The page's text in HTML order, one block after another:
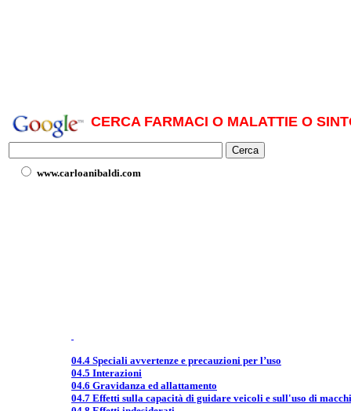
CERCA FARMACI O MALATTIE O
www.carloanibaldi.com
04.4 Speciali avvertenze e precauzioni per l’uso
04.5 Interazioni
04.6 Gravidanza ed allattamento
04.7 Effetti sulla capacità di guidare veicoli e sull'uso di